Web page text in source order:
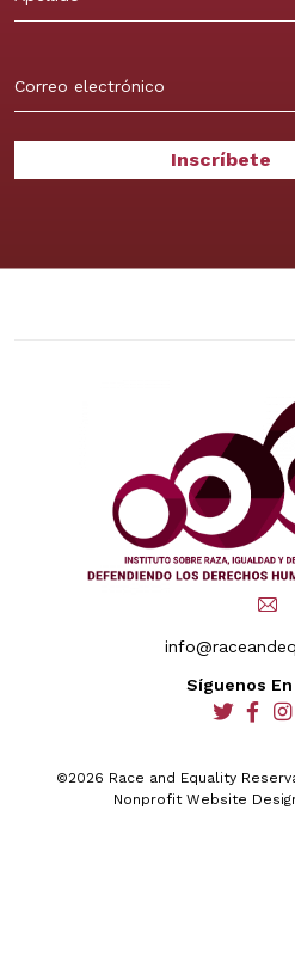
Síguenos En
social
©2026 Race and Equality
Nonprofit Website